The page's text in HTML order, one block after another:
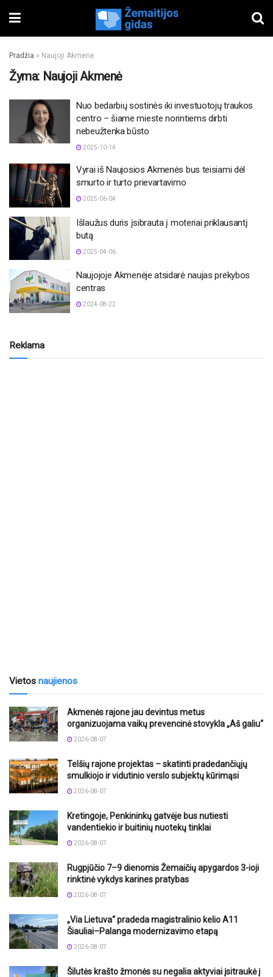
Pradžia » Naujoji Akmenė
Žyma: Naujoji Akmenė
Nuo bedarbių sostinės iki investuotojų traukos
centro – šiame mieste norintiems dirbti
nebeužtenka būsto
2025-10-14
Vyrai iš Naujosios Akmenės bus teisiami dėl
smurto ir turto prievartavimo
2025-06-04
Išlaužus duris įsibrauta į moteriai priklausantį
butą
2025-04-06
Naujojoje Akmenėje atsidarė naujas prekybos
centras
2024-08-22
Reklama
Vietos naujienos
Akmenės rajone jau devintus metus
organizuojama vaikų prevencinė stovykla „Aš galiu“
2026-08-07
Telšių rajone projektas – skatinti pradedančiųjų
smulkiojo ir vidutinio verslo subjektų kūrimąsi
2026-08-07
Kretingoje, Penkininkų gatvėje bus nutiesti
vandentiekio ir buitinių nuotekų tinklai
2026-08-07
Rugpjūčio 7–9 dienomis Žemaičių apygardos 3-ioji
rinktinė vykdys karines pratybas
2026-08-07
„Via Lietuva“ pradeda magistralinio kelio A11
Šiauliai–Palanga modernizavimo etapą
2026-08-07
Šilutės krašto žmonės su negalia aktyviai įsitraukė į